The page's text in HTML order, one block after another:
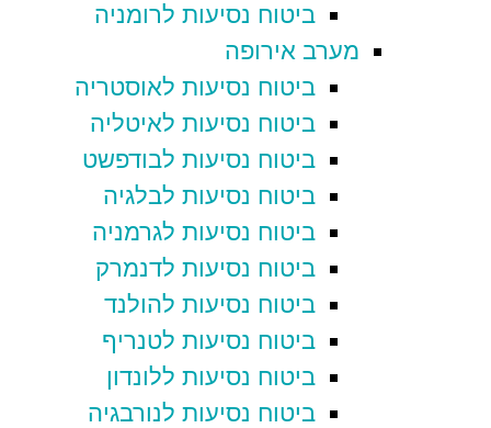
ביטוח נסיעות לרומניה
מערב אירופה
ביטוח נסיעות לאוסטריה
ביטוח נסיעות לאיטליה
ביטוח נסיעות לבודפשט
ביטוח נסיעות לבלגיה
ביטוח נסיעות לגרמניה
ביטוח נסיעות לדנמרק
ביטוח נסיעות להולנד
ביטוח נסיעות לטנריף
ביטוח נסיעות ללונדון
ביטוח נסיעות לנורבגיה